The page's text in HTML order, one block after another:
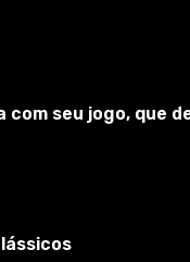
seu jogo, que